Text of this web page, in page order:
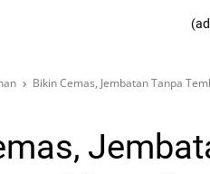
Bikin Cemas, Jembatan Tanpa